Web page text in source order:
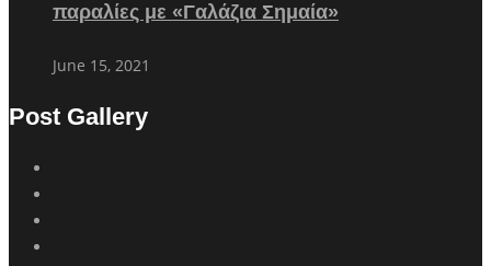
παραλίες με «Γαλάζια Σημαία»
June 15, 2021
Post Gallery